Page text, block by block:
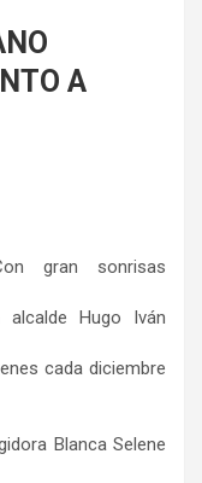
A
gran sonrisas
alcalde Hugo Iván
cada diciembre
Blanca Selene